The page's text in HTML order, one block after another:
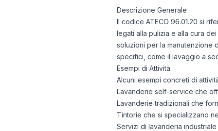
Descrizione Generale
Il codice ATECO 96.01.20 si
legati alla pulizia e alla cura
soluzioni per la manutenzione
specifici, come il lavaggio a
Esempi di Attività
Alcuni esempi concreti di
Lavanderie self-service che
Lavanderie tradizionali che
Tintorie che si specializzano
Servizi di lavanderia